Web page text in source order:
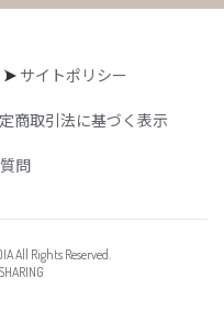
サイトポリシー
商取引法に基づく表示
問
All Rights Reserved.